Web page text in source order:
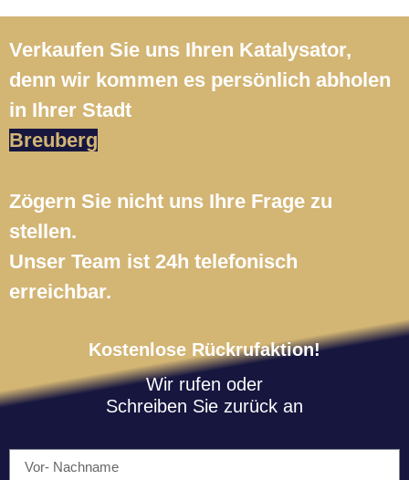
Verkaufen Sie uns Ihren Katalysator,
denn wir kommen es persönlich abholen
in Ihrer Stadt
Breuberg
Zögern Sie nicht uns Ihre Frage zu
stellen.
Unser Team ist 24h telefonisch
erreichbar.
Kostenlose Rückrufaktion!
Wir rufen oder
Schreiben Sie zurück an